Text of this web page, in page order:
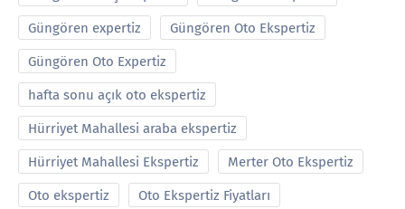
Güngören expertiz Güngören Oto Ekspertiz
Güngören Oto Expertiz
hafta sonu açık oto ekspertiz
Hürriyet Mahallesi araba ekspertiz
Hürriyet Mahallesi Ekspertiz Merter Oto Ekspertiz
Oto ekspertiz Oto Ekspertiz Fiyatları